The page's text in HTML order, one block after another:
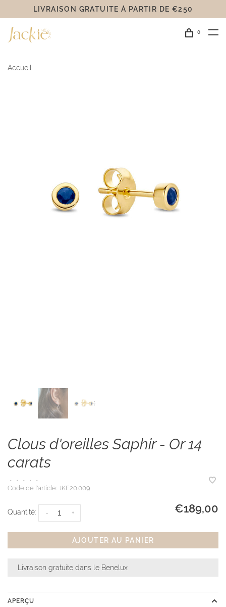
LIVRAISON GRATUITE Á PARTIR DE €250
0
Accueil
Clous d'oreilles Saphir - Or 14
carats
• • • •
•
Code de l'article: JKE20.009
Quantité: +
- €189,00
AJOUTER AU PANIER
Livraison gratuite dans le Benelux
APERÇU